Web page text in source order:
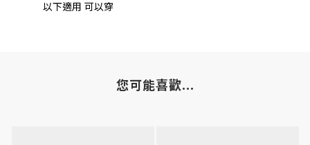
以下適用 可以穿
您可能喜歡...